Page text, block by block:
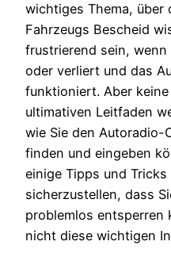
wichtiges Thema, über
Fahrzeugs Bescheid
frustrierend sein,
oder verliert und das
funktioniert. Aber
ultimativen Leitfaden
wie Sie den Autoradio-
finden und eingeben
einige Tipps und Tricks
sicherzustellen, dass
problemlos entsperren
nicht diese wichtigen